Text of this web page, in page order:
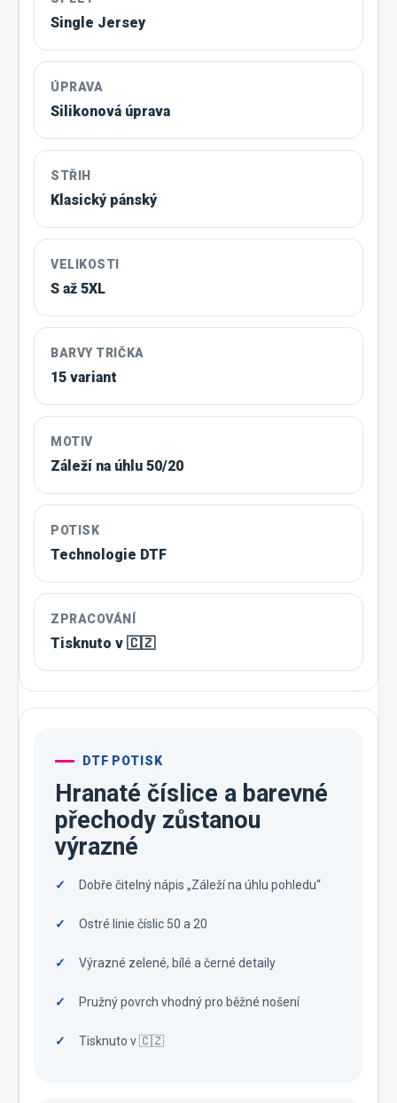
Single Jersey
ÚPRAVA
Silikonová úprava
STŘIH
Klasický pánský
VELIKOSTI
S až 5XL
BARVY TRIČKA
15 variant
MOTIV
Záleží na úhlu 50/20
POTISK
Technologie DTF
ZPRACOVÁNÍ
Tisknuto v 🇨🇿
DTF POTISK
Hranaté číslice a barevné
přechody zůstanou
výrazné
Dobře čitelný nápis „Záleží na úhlu pohledu“
Ostré linie číslic 50 a 20
Výrazné zelené, bílé a černé detaily
Pružný povrch vhodný pro běžné nošení
Tisknuto v 🇨🇿